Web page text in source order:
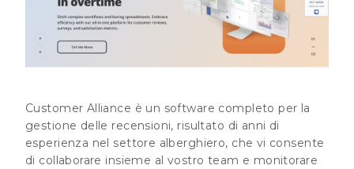
Customer Alliance è un software completo per la
gestione delle recensioni, risultato di anni di
esperienza nel settore alberghiero, che vi consente
di collaborare insieme al vostro team e monitorare